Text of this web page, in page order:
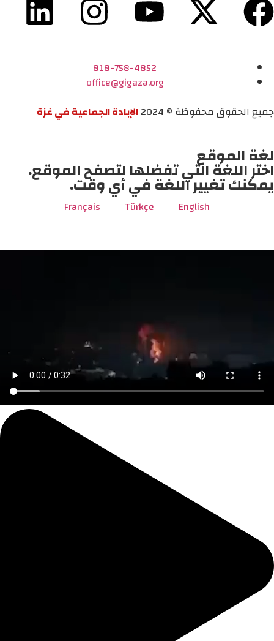
818-758-4852
office@gigaza.org
جميع الحقوق محفوظة © 2024
الإبادة الجماعية في غزة
لغة الموقع
اختر اللغة التي تفضلها لتصفح الموقع.
يمكنك تغيير اللغة في أي وقت.
English
Türkçe
Français